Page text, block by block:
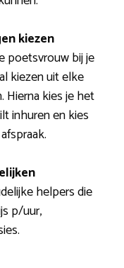
kiezen
poetsvrouw bij je
kiezen uit elke
Hierna kies je het
inhuren en kies
helpers die
p/uur,